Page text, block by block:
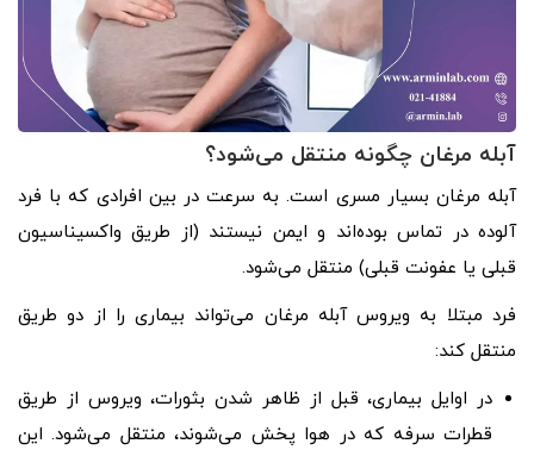
آبله مرغان چگونه منتقل می‌شود؟
آبله مرغان بسیار مسری است. به سرعت در بین افرادی که با فرد
آلوده در تماس بوده‌اند و ایمن نیستند (از طریق واکسیناسیون
قبلی یا عفونت قبلی) منتقل می‌شود.
فرد مبتلا به ویروس آبله مرغان می‌تواند بیماری را از دو طریق
منتقل کند:
در اوایل بیماری، قبل از ظاهر شدن بثورات، ویروس از طریق
قطرات سرفه که در هوا پخش می‌شوند، منتقل می‌شود. این